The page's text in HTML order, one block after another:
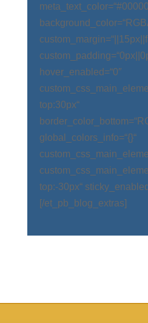
hover_enabled=“0″
top:30px“
global_colors_info=“{}“
top:-30px“
[/et_pb_blog_extras]